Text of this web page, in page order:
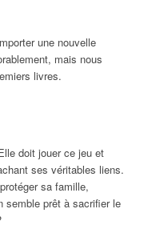
une nouvelle
mais nous
livres.
doit jouer ce jeu et
ses véritables liens.
sa famille,
semble prêt à sacrifier le